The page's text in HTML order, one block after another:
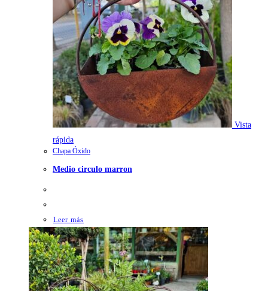
Vista
rápida
Chapa Óxido
Medio circulo marron
Leer más